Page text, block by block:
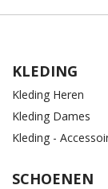
KLEDING
Kleding Heren
Kleding Dames
Kleding -
SCHOENEN